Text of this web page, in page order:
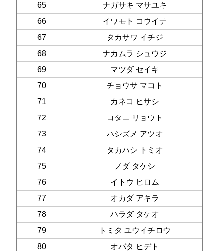
65
ナガサキ マサユキ
66
イワモト コウイチ
67
タカサワ イチジ
68
ナカムラ シュウジ
69
マツダ セイキ
70
チョウサ マコト
71
カネコ ヒサシ
72
コタニ リョウト
73
ハシズメ アツオ
74
タカハシ トミオ
75
ノダ タケシ
76
イトウ ヒロム
77
オカダ アキラ
78
ハラダ タケオ
79
トミタ ユウイチロウ
80
オバタ ヒデト